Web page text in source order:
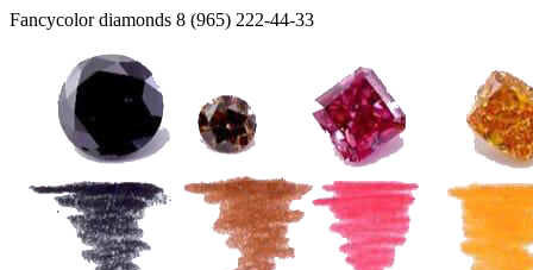
Fancycolor diamonds 8 (965) 222-44-33